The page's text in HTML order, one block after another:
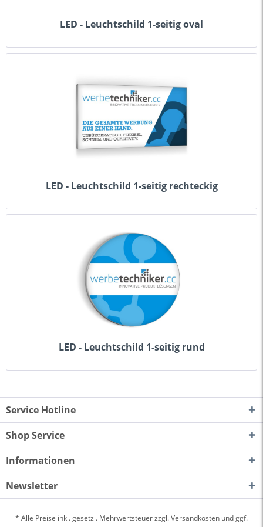
LED - Leuchtschild 1-seitig oval
LED - Leuchtschild 1-seitig rechteckig
LED - Leuchtschild 1-seitig rund
Service Hotline
Shop Service
Informationen
Newsletter
* Alle Preise inkl. gesetzl. Mehrwertsteuer zzgl.Versandkosten und ggf.